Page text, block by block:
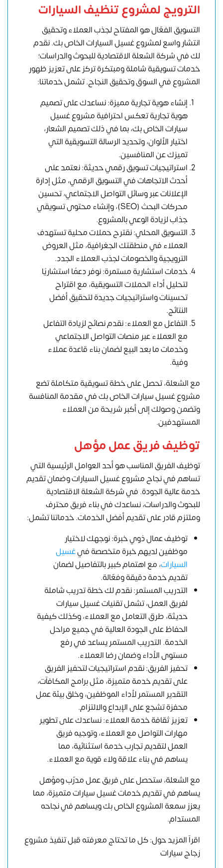
الترويج لمشروع تنظيف السيارات
التسويق الفعّال هو المفتاح لجذب العملاء وتحقيق
انتشار واسع لمشروع غسيل السيارات الخاص بك. نقدم
لك في شركة الشعلة الاقتصادية للبحوث والدراسات؛
خدمات تسويقية شاملة ومبتكرة تركز على تعزيز ظهور
المشروع في السوق وتحقيق النجاح. تشمل خدماتنا:
إنشاء هوية تجارية مميزة: نساعدك على تصميم
هوية تجارية تعكس احترافية مشروع غسيل
سيارات الخاص بك، بما في ذلك تصميم الشعار،
اختيار الألوان، وتحديد الرسالة التسويقية التي
تميزك عن المنافسين.
استراتيجيات تسويق رقمي حديثة: نعتمد على
أحدث الاتجاهات في التسويق الرقمي، مثل إدارة
الإعلانات عبر وسائل التواصل الاجتماعي، تحسين
محركات البحث (SEO)، وإنشاء محتوى تسويقي
جذاب لزيادة الوعي بالمشروع.
التسويق المحلي: نقترح حملات محلية تستهدف
العملاء في منطقتك الجغرافية، مثل العروض
الترويجية والخصومات لجذب العملاء الجدد.
خدمات استشارية مستمرة: نوفر دعمًا استشاريًا
لتحليل أداء الحملات التسويقية، مع اقتراح
تحسينات واستراتيجيات جديدة لتحقيق أفضل
النتائج.
التفاعل مع العملاء: نقدم نصائح لزيادة التفاعل
مع العملاء عبر منصات التواصل الاجتماعي
وخدمات ما بعد البيع لضمان بناء قاعدة عملاء
وفية.
مع الشعلة، تحصل على خطة تسويقية متكاملة تضع
مشروع غسيل سيارات الخاص بك في مقدمة المنافسة
وتضمن وصولك إلى أكبر شريحة من العملاء
المستهدفين.
توظيف فريق عمل مؤهل
توظيف الفريق المناسب هو أحد العوامل الرئيسية التي
تساهم في نجاح مشروع غسيل السيارات وضمان تقديم
خدمة عالية الجودة. في شركة الشعلة الاقتصادية
للبحوث والدراسات، نساعدك في بناء فريق محترف
وملتزم قادر على تقديم أفضل الخدمات. خدماتنا تشمل:
توظيف عمال ذوي خبرة: نوجهك لاختيار
موظفين لديهم خبرة متخصصة فيغسيل
السيارات، مع اهتمام كبير بالتفاصيل لضمان
تقديم خدمة دقيقة وفعّالة.
التدريب المستمر: نقدم لك خطة تدريب شاملة
لفريق العمل، تشمل تقنيات غسيل سيارات
حديثة، طرق التعامل مع العملاء، وكذلك كيفية
الحفاظ على الجودة العالية في جميع مراحل
الخدمة. التدريب المستمر يساعد في رفع
مستوى الأداء وضمان رضا العملاء.
تحفيز الفريق: نقدم استراتيجيات لتحفيز الفريق
على تقديم خدمة متميزة، مثل برامج المكافآت،
التقدير المستمر لأداء الموظفين، وخلق بيئة عمل
محفزة تشجع على الإبداع والالتزام.
تعزيز ثقافة خدمة العملاء: نساعدك على تطوير
مهارات التواصل مع العملاء، وتوجيه فريق
العمل لتقديم تجارب خدمة استثنائية، مما
يساهم في بناء علاقة ولاء قوية مع العملاء.
مع الشعلة، ستحصل على فريق عمل مدرّب ومؤهل
يساهم في تقديم خدمات غسيل سيارات متميزة، مما
يعزز سمعة المشروع الخاص بك ويساهم في نجاحه
المستدام.
اقرآ المزيد حول:كل ما تحتاج معرفته قبل تنفيذ مشروع
زجاج سيارات